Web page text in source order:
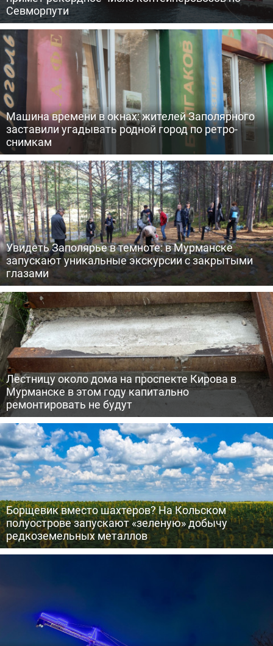
Севморпути
Машина времени в окнах: жителей Заполярного
заставили угадывать родной город по ретро-
снимкам
Увидеть Заполярье в темноте: в Мурманске
запускают уникальные экскурсии с закрытыми
глазами
Лестницу около дома на проспекте Кирова в
Мурманске в этом году капитально
ремонтировать не будут
Борщевик вместо шахтеров? На Кольском
полуострове запускают «зеленую» добычу
редкоземельных металлов